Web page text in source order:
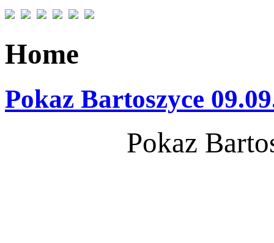
Home
Pokaz Bartoszyce
Pokaz